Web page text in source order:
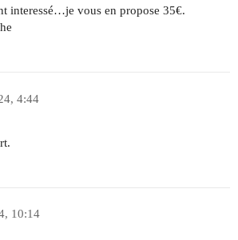
interessé…je vous en propose 35€.
4:44
10:14